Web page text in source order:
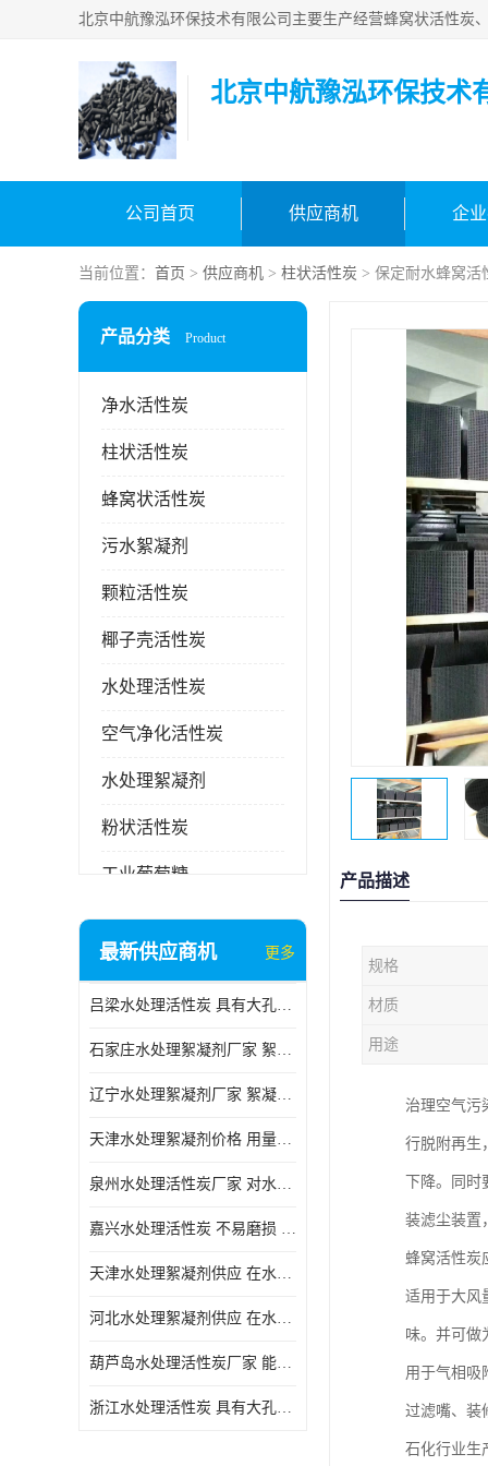
北京中航豫泓环保技术
公司首页 供应商机 企
当前位置： 首页 > 供应商机 > 柱状活性炭 > 保定耐水蜂窝活
产品分类 Product
净水活性炭
柱状活性炭
蜂窝状活性炭
污水絮凝剂
颗粒活性炭
椰子壳活性炭
水处理活性炭
空气净化活性炭
水处理絮凝剂
粉状活性炭
工业葡萄糖
废气处理活性炭
块状活性炭
最新供应商机 更多
吕梁水处理活性炭 具有大孔结构 适用于多种水处理工艺和需求
石家庄水处理絮凝剂厂家 絮凝速度快 便于后续的沉淀和过滤处理
辽宁水处理絮凝剂厂家 絮凝效果好 使水质得到明显的改善
天津水处理絮凝剂价格 用量相对较少 便于后续的沉淀和过滤处理
泉州水处理活性炭厂家 对水中的微小颗粒有较好的去除效果
嘉兴水处理活性炭 不易磨损 碎裂和粉化 能够吸附大分子有机物
天津水处理絮凝剂供应 在水中的稳定性较好 絮凝速度快
河北水处理絮凝剂供应 在水中的稳定性较好 用量相对较少
葫芦岛水处理活性炭厂家 能够吸附大分子有机物 可再生能力较强
浙江水处理活性炭 具有大孔结构 具有较高的吸附能力
产品描述
规格
材质
用途
治理空气污
行脱附再生
下降。同
装滤尘装置
蜂窝活性炭
适用于大风
味。并可做
用于气相吸
过滤嘴、装
石化行业生